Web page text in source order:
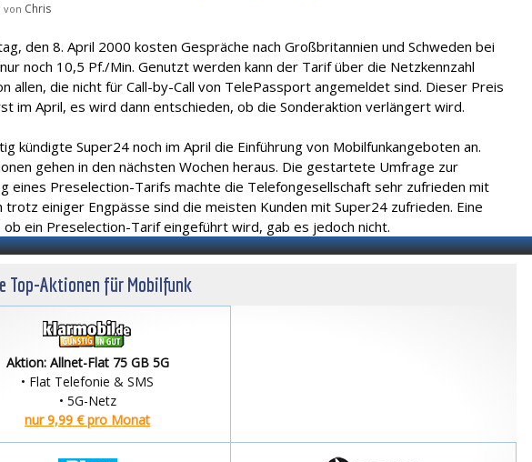
von Chris
den 8. April 2000 kosten Gespräche nach Großbritannien und Schweden bei
noch 10,5 Pf./Min. Genutzt werden kann der Tarif über die Netzkennzahl
allen, die nicht für Call-by-Call von TelePassport angemeldet sind. Dieser Preis
im April, es wird dann entschieden, ob die Sonderaktion verlängert wird.
kündigte Super24 noch im April die Einführung von Mobilfunkangeboten an.
gehen in den nächsten Wochen heraus. Die gestartete Umfrage zur
eines Preselection-Tarifs machte die Telefongesellschaft sehr zufrieden mit
trotz einiger Engpässe sind die meisten Kunden mit Super24 zufrieden. Eine
ob ein Preselection-Tarif eingeführt wird, gab es jedoch nicht.
Top-Aktionen für Mobilfunk
Aktion: Allnet-Flat 75 GB 5G
• Flat Telefonie & SMS
• 5G-Netz
nur 9,99 € pro Monat